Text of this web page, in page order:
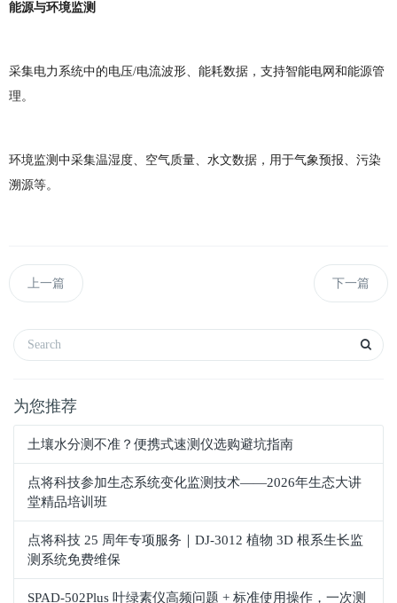
能源与环境监测
采集电力系统中的电压/电流波形、能耗数据，支持智能电网和能源管
理。
环境监测中采集温湿度、空气质量、水文数据，用于气象预报、污染
溯源等。
上一篇 下一篇
为您推荐
土壤水分测不准？便携式速测仪选购避坑指南
点将科技参加生态系统变化监测技术——2026年生态大讲
堂精品培训班
点将科技 25 周年专项服务｜DJ-3012 植物 3D 根系生长监
测系统免费维保
SPAD‑502Plus 叶绿素仪高频问题 + 标准使用操作，一次测